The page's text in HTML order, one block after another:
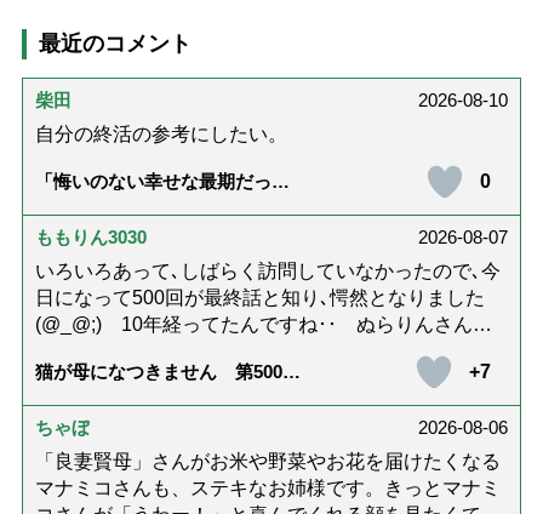
最近のコメント
柴田
2026-08-10
自分の終活の参考にしたい。
「悔いのない幸せな最期だっ
り返る母の在宅介護と看取り｜
幸せな在宅死のために医師が教
0
ももりん3030
2026-08-07
いろいろあって､しばらく訪問していなかったので､今
日になって500回が最終話と知り､愕然となりました
(@_@;) 10年経ってたんですね･･ ぬらりんさんの
護では身内に理解してもらえないもどかしさを感じた
り､いろいろありましたが､ぬらりんさんの文章を読ん
で心救われたことが多々ありました。不定期での近況
報告を心待ちにしています。さびちゃん・隊長と､健
やかにお過ごしくださいね。ご多幸をお祈りしていま
猫が母になつきません 第500話
+7
ちゃぼ
2026-08-06
「良妻賢母」さんがお米や野菜やお花を届けたくなる
マナミコさんも、ステキなお姉様です。きっとマナミ